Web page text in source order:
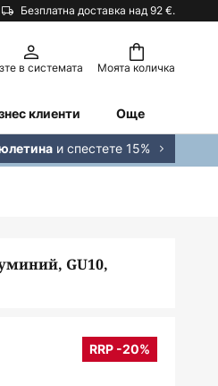
Безплатна доставка над 92 €.
Моята количка
в системата
клиенти Още
и спестете 15%
GU10,
RRP -20%